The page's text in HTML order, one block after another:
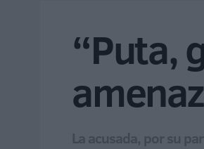
“Puta,
La acusada, por su